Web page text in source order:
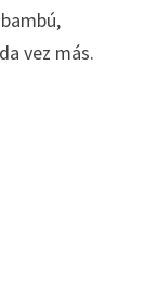
vez más.